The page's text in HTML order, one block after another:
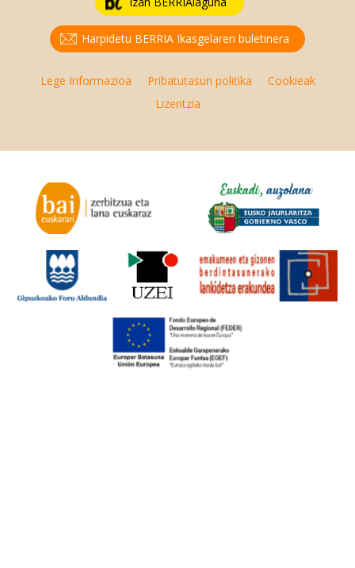
Harpidetu BERRIA Ikasgelaren buletinera
Lege Informazioa Pribatutasun politika
Cookieak
Lizentzia